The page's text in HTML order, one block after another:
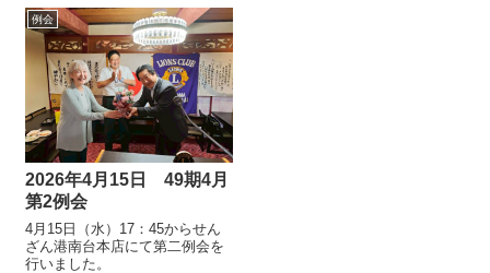
例会
2026年4月15日 49期4月
第2例会
4月15日（水）17：45からせん
ざん港南台本店にて第二例会を
行いました。